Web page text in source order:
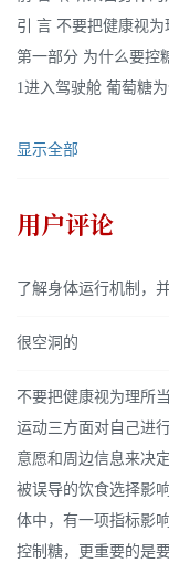
引 言 不要把健康视为
第一部分 为什么要控
1进入驾驶舱 葡萄糖
显示全部
用户评论
了解身体运行机制，
很空洞的
不要把健康视为理所
运动三方面对自己进
意愿和周边信息来决
被误导的饮食选择影
体中，有一项指标影
控制糖，更重要的是